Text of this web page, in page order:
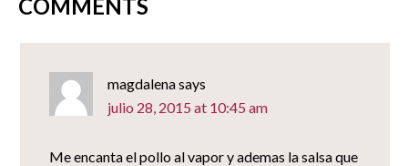
COMMENTS
magdalenasays
julio 28, 2015 at 10:45 am
Me encanta el pollo al vapor y ademas la salsa que